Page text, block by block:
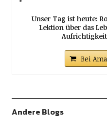
Unser Tag ist heute:
Lektion über das
Bei
Andere Blogs